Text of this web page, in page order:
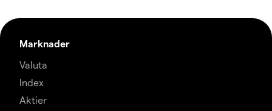
Marknader
Valuta
Index
Aktier